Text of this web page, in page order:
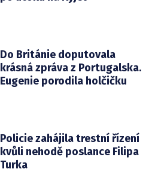
Do Británie doputovala
krásná zpráva z Portugalska.
Eugenie porodila holčičku
Policie zahájila trestní řízení
kvůli nehodě poslance Filipa
Turka